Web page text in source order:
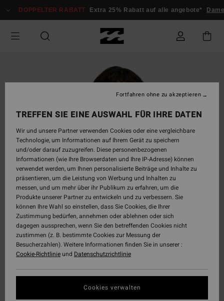
zur
springen
DOPPELTER RABATT Extra 25% Rabatt auf alle angebote* Damen
TREFFEN SIE EINE AUSWAHL FÜR IHRE DATEN
Wir und unsere Partner verwenden Cookies oder eine vergleichbare
Technologie, um Informationen auf Ihrem Gerät zu speichern
und/oder darauf zuzugreifen. Diese personenbezogenen
Informationen (wie Ihre Browserdaten und Ihre IP-Adresse) können
verwendet werden, um Ihnen personalisierte Beiträge und Inhalte zu
präsentieren, um die Leistung von Werbung und Inhalten zu
messen, und um mehr über ihr Publikum zu erfahren, um die
Produkte unserer Partner zu entwickeln und zu verbessern. Sie
können Ihre Wahl so einstellen, dass Sie Cookies, die Ihrer
Zustimmung bedürfen, annehmen oder ablehnen oder sich
dagegen aussprechen, wenn Sie den betreffenden Cookies nicht
zustimmen (z. B. bestimmte Cookies zur Messung der
Besucherzahlen). Weitere Informationen finden Sie in unserer :
Cookie-Richtlinieund Datenschutzrichtlinie
Cookies verwalten
Fortfahren ohne zu akzeptieren